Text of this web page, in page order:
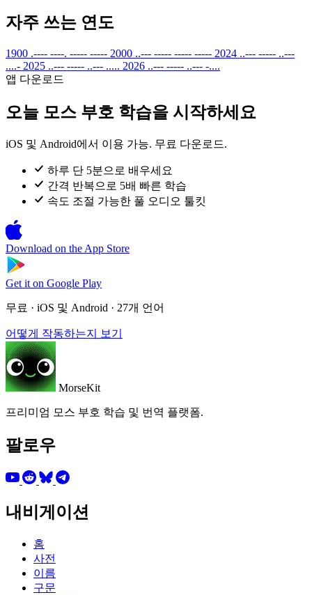
자주 쓰는 연도
1900 .---- ----. ----- ----- 2000 ..--- ----- ----- ----- 2024 ..--- ----- ..---
....- 2025 ..--- ----- ..--- ..... 2026 ..--- ----- ..--- -....
앱 다운로드
오늘 모스 부호 학습을 시작하세요
iOS 및 Android에서 이용 가능. 무료 다운로드.
하루 단 5분으로 배우세요
간격 반복으로 5배 빠른 학습
속도 조절 가능한 풀 오디오 툴킷
Download on the App Store
Get it on Google Play
무료 · iOS 및 Android · 27개 언어
어떻게 작동하는지 보기
MorseKit
프리미엄 모스 부호 학습 및 번역 플랫폼.
팔로우
내비게이션
홈
사전
이름
구문